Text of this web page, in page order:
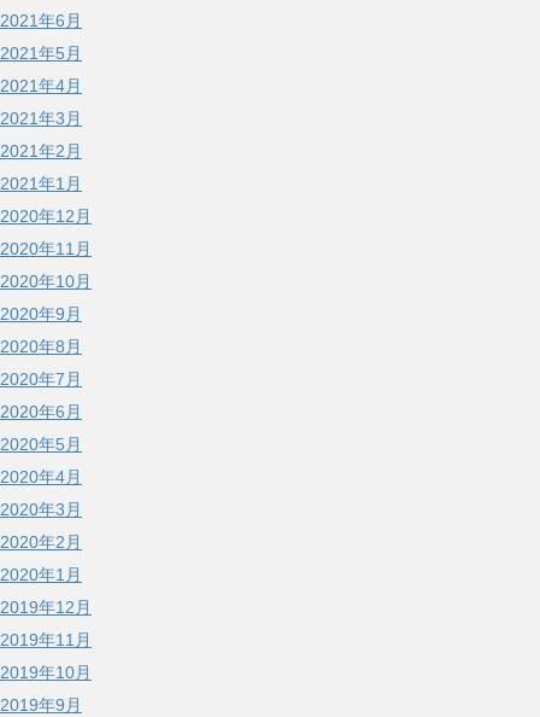
2021年6月
2021年5月
2021年4月
2021年3月
2021年2月
2021年1月
2020年12月
2020年11月
2020年10月
2020年9月
2020年8月
2020年7月
2020年6月
2020年5月
2020年4月
2020年3月
2020年2月
2020年1月
2019年12月
2019年11月
2019年10月
2019年9月